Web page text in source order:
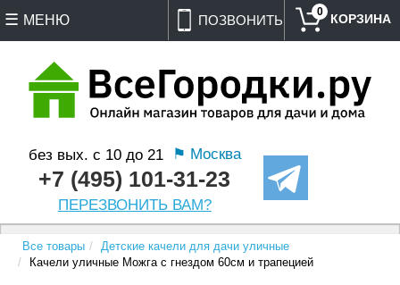
ПОЗВОНИТЬ
без вых. с 10 до 21 ⚑ Москва
+7 (495) 101-31-23
ПЕРЕЗВОНИТЬ ВАМ?
0
МЕНЮ
Все товары
Детские качели для дачи уличные
Качели уличные Можга с гнездом 60см и трапецией